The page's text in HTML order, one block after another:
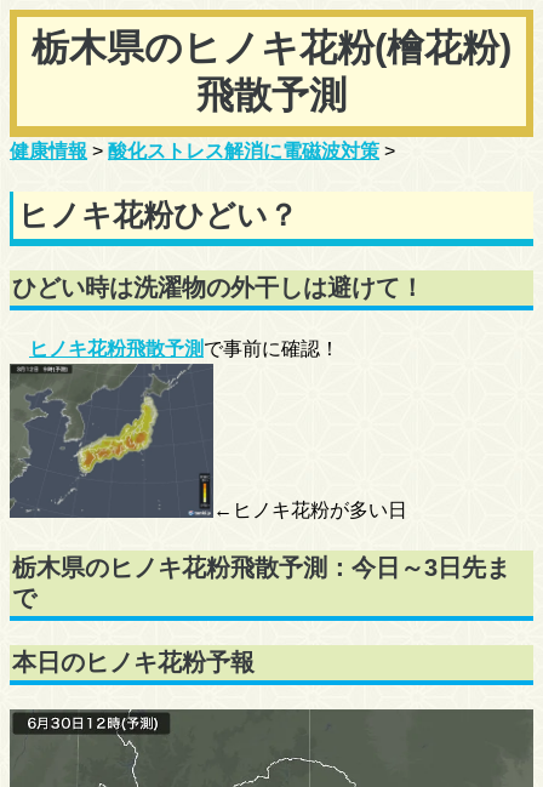
栃木県のヒノキ花粉(檜花粉)
飛散予測
健康情報 > 酸化ストレス解消に電磁波対策 >
ヒノキ花粉ひどい？
ひどい時は洗濯物の外干しは避けて！
ヒノキ花粉飛散予測 で事前に確認！
←ヒノキ花粉が多い日
栃木県のヒノキ花粉飛散予測：今日～3日先ま
で
本日のヒノキ花粉予報